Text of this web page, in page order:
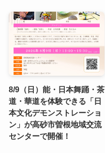
8/9（日）能・日本舞踊・茶
道・華道を体験できる「日
本文化デモンストレーショ
ン」が高砂市曽根地域交流
センターで開催！